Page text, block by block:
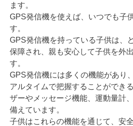
ます。
GPS発信機を使えば、いつでも子
す。
GPS発信機を持っている子供は、
保障され、親も安心して子供を外
す。
GPS発信機には多くの機能があり
アルタイムで把握することができ
ザーやメッセージ機能、運動量計
備えています。
子供はこれらの機能を通じて、安